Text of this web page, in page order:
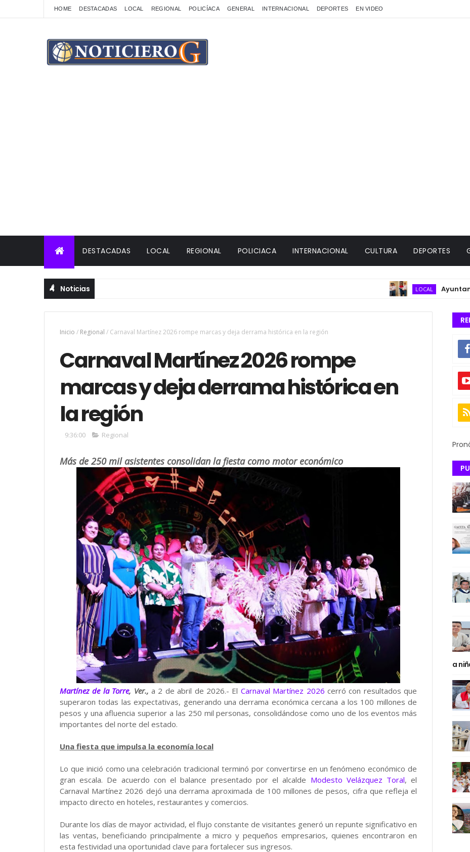
HOME DESTACADAS LOCAL REGIONAL POLICÍACA GENERAL INTERNACIONAL DEPORTES EN VIDEO
DESTACADAS LOCAL REGIONAL POLICIACA INTERNACIONAL CULTURA DEPORTES
Noticias LOCAL
Inicio / Regional / Carnaval Martínez 2026 rompe marcas y deja derrama histórica en la región
Carnaval Martínez 2026 rompe
marcas y deja derrama histórica en
la región
9:36:00 Regional
Más de 250 mil asistentes consolidan la fiesta como motor económico
Martínez de la Torre, Ver.,a 2 de abril de 2026.- El Carnaval Martínez 2026 cerró con resultados que
superaron todas las expectativas, generando una derrama económica cercana a los 100 millones de
pesos y una afluencia superior a las 250 mil personas, consolidándose como uno de los eventos más
importantes del norte del estado.
Una fiesta que impulsa la economía local
Lo que inició como una celebración tradicional terminó por convertirse en un fenómeno económico de
gran escala. De acuerdo con el balance presentado por el alcalde Modesto Velázquez Toral, el
Carnaval Martínez 2026 dejó una derrama aproximada de 100 millones de pesos, cifra que refleja el
impacto directo en hoteles, restaurantes y comercios.
Durante los días de mayor actividad, el flujo constante de visitantes generó un repunte significativo en
las ventas, beneficiando principalmente a micro y pequeños empresarios, quienes encontraron en
esta festividad una oportunidad clave para fortalecer sus ingresos.
a